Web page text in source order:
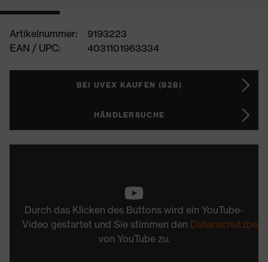
Artikelnummer:
9193223
EAN / UPC:
4031101963334
BEI UVEX KAUFEN (B2B)
HÄNDLERSUCHE
Durch das Klicken des Buttons wird ein YouTube-
Video gestartet und Sie stimmen den
von YouTube zu.